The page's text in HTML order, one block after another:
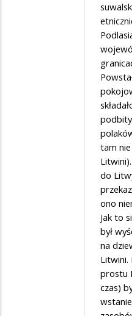
tam
do
ono
Jak to
był
na
Litwini.
prostu
czas)